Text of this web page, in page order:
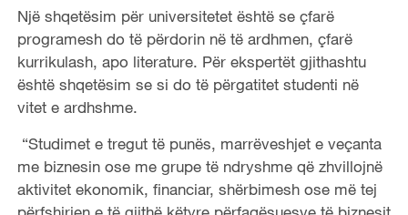
Një shqetësim për universitetet është se çfarë
programesh do të përdorin në të ardhmen, çfarë
kurrikulash, apo literature. Për ekspertët gjithashtu
është shqetësim se si do të përgatitet studenti në
vitet e ardhshme.
“Studimet e tregut të punës, marrëveshjet e veçanta
me biznesin ose me grupe të ndryshme që zhvillojnë
aktivitet ekonomik, financiar, shërbimesh ose më tej